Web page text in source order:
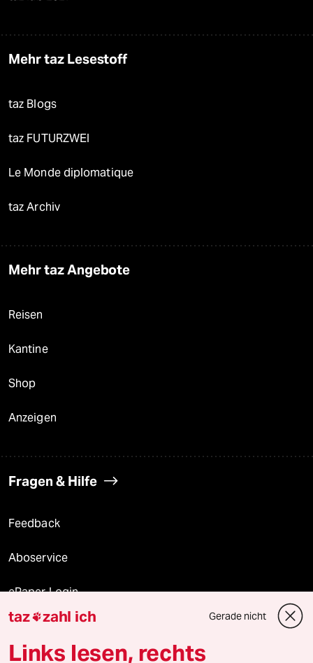
Mehr taz Lesestoff
taz Blogs
taz FUTURZWEI
Le Monde diplomatique
taz Archiv
Mehr taz Angebote
Reisen
Kantine
Shop
Anzeigen
Fragen & Hilfe
Feedback
Aboservice
ePaper Login
Downloads für Abonnierende
taz zahl ich Gerade nicht
Links lesen, rechts